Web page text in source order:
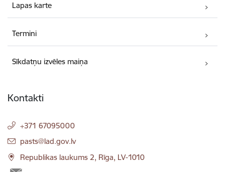
Lapas karte
Termini
Sīkdatņu izvēles maiņa
Kontakti
+371 67095000
E-pasts:
pasts@lad.gov.lv
Republikas laukums 2, Rīga, LV-1010